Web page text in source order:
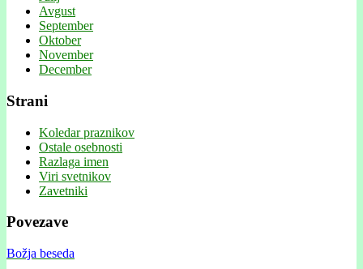
Avgust
September
Oktober
November
December
Strani
Koledar praznikov
Ostale osebnosti
Razlaga imen
Viri svetnikov
Zavetniki
Povezave
Božja beseda